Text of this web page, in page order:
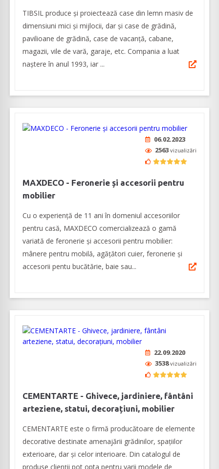
TIBSIL produce şi proiectează case din lemn masiv de
dimensiuni mici și mijlocii, dar și case de grădină,
pavilioane de grădină, case de vacanță, cabane,
magazii, vile de vară, garaje, etc. Compania a luat
naștere în anul 1993, iar ...
06.02.2023
2563 vizualizări
MAXDECO - Feronerie și accesorii pentru
mobilier
Cu o experiență de 11 ani în domeniul accesoriilor
pentru casă, MAXDECO comercializează o gamă
variată de feronerie și accesorii pentru mobilier:
mânere pentru mobilă, agățători cuier, feronerie și
accesorii pentu bucătărie, baie sau...
22.09.2020
3538vizualizări
CEMENTARTE - Ghivece, jardiniere, fântâni
arteziene, statui, decorațiuni, mobilier
CEMENTARTE este o firmă producătoare de elemente
decorative destinate amenajării grădinilor, spațiilor
exterioare, dar și celor interioare. Din catalogul de
produse clienții pot opta pentru varii modele de